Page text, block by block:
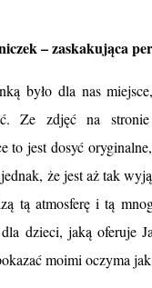
– zaskakująca
było dla nas
Ze zdjęć na
to jest dosyć
że jest aż tak
tą atmosferę i tą
dzieci, jaką oferuje
moimi oczyma